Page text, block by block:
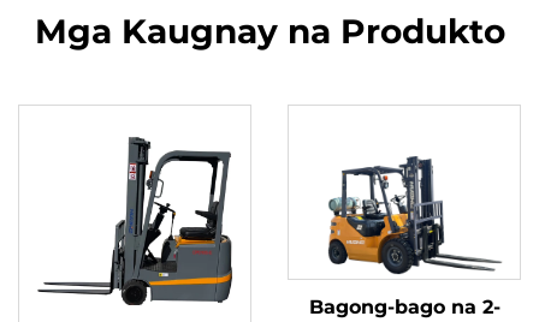
Mga Kaugnay na Produkto
Bagong-bago na 2-